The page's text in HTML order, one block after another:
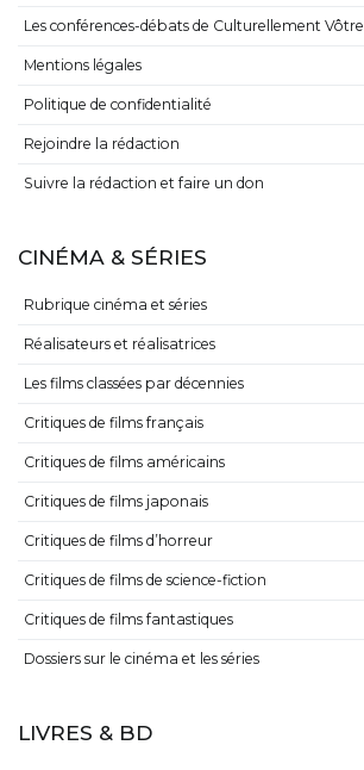
Les conférences-débats de Culturellement Vôtre
Mentions légales
Politique de confidentialité
Rejoindre la rédaction
Suivre la rédaction et faire un don
CINÉMA & SÉRIES
Rubrique cinéma et séries
Réalisateurs et réalisatrices
Les films classées par décennies
Critiques de films français
Critiques de films américains
Critiques de films japonais
Critiques de films d’horreur
Critiques de films de science-fiction
Critiques de films fantastiques
Dossiers sur le cinéma et les séries
LIVRES & BD